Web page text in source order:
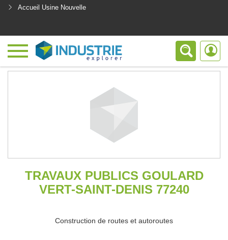
Accueil Usine Nouvelle
TRAVAUX PUBLICS GOULARD
VERT-SAINT-DENIS 77240
Construction de routes et autoroutes